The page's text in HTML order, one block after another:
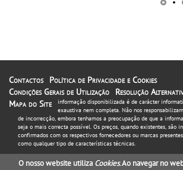
Contactos
Política de Privacidade e Cookies
Condições Gerais de Utilização
Resolução
Mapa do Site
informação disponibilizada é de carácter
exaustiva nem completa. Não nos
de incorrecção, embora tenhamos a preocupação de que a
seja o mais correcta possível. Os preços, quando existentes, são
confirmados com os respectivos fornecedores ou marcas
como qualquer tipo de características técnicas.
O nosso website utiliza Cookies. Ao navegar no